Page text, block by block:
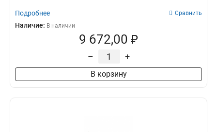
Подробнее Сравнить
Наличие: В наличии
9 672,00 ₽
– +
В корзину